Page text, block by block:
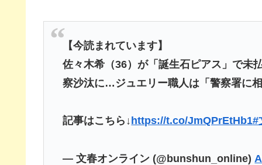
【今読まれています】
佐々木希（36）が「誕生石ピアス」で未
察沙汰に…ジュエリー職人は「警察署に相
記事はこちら↓ https://t.co/JmQPrEtHb1#
— 文春オンライン (@bunshun_online)